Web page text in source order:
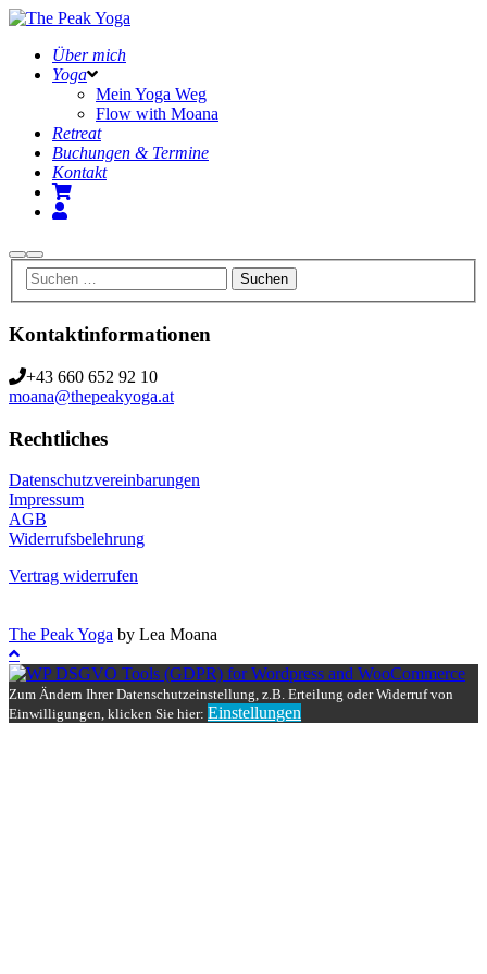
Über mich
Yoga
Mein Yoga Weg
Flow with Moana
Retreat
Buchungen & Termine
Kontakt
Suchen
Hauptmenü
Kontaktinformationen
+43 660 652 92 10
moana@thepeakyoga.at
Rechtliches
Datenschutzvereinbarungen
Impressum
AGB
Widerrufsbelehrung
Vertrag widerrufen
The Peak Yoga by Lea Moana
Zum Ändern Ihrer Datenschutzeinstellung, z.B. Erteilung oder Widerruf von
Einwilligungen, klicken Sie hier: Einstellungen